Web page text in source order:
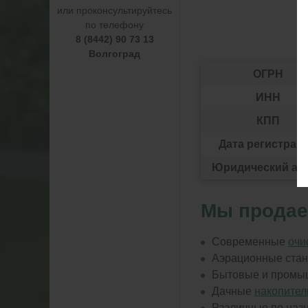
или проконсультируйтесь
по телефону
8 (8442) 90 73 13
Волгоград
ОГРН
ИНН
КПП
Дата
Юридический
Мы
Современные
Аэрационные
Бытовые и
Дачные